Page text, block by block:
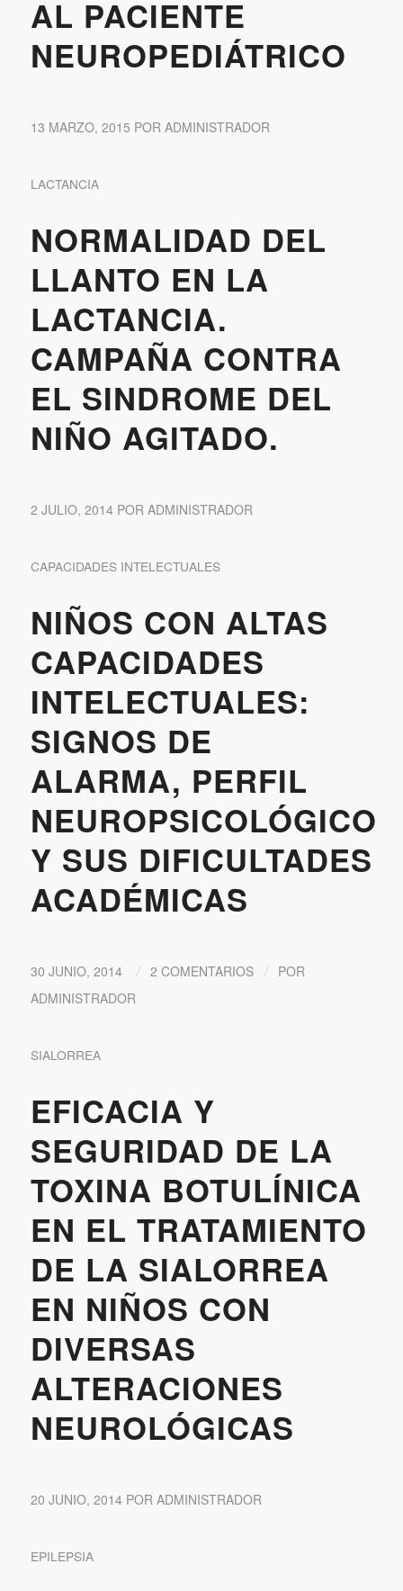
AL PACIENTE
NEUROPEDIÁTRICO
13 MARZO, 2015 POR ADMINISTRADOR
LACTANCIA
NORMALIDAD DEL
LLANTO EN LA
LACTANCIA.
CAMPAÑA CONTRA
EL SINDROME DEL
NIÑO AGITADO.
2 JULIO, 2014 POR ADMINISTRADOR
CAPACIDADES INTELECTUALES
NIÑOS CON ALTAS
CAPACIDADES
INTELECTUALES:
SIGNOS DE
ALARMA, PERFIL
NEUROPSICOLÓGICO
Y SUS DIFICULTADES
ACADÉMICAS
30 JUNIO, 2014 / 2 COMENTARIOS /
POR
ADMINISTRADOR
SIALORREA
EFICACIA Y
SEGURIDAD DE LA
TOXINA BOTULÍNICA
EN EL TRATAMIENTO
DE LA SIALORREA
EN NIÑOS CON
DIVERSAS
ALTERACIONES
NEUROLÓGICAS
20 JUNIO, 2014 POR ADMINISTRADOR
EPILEPSIA